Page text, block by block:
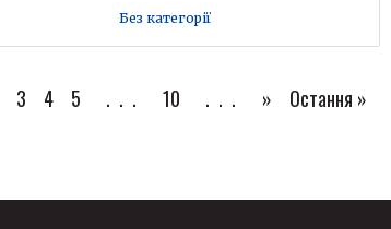
Без категорії
3 4 5 ... 10 ... » Остання »